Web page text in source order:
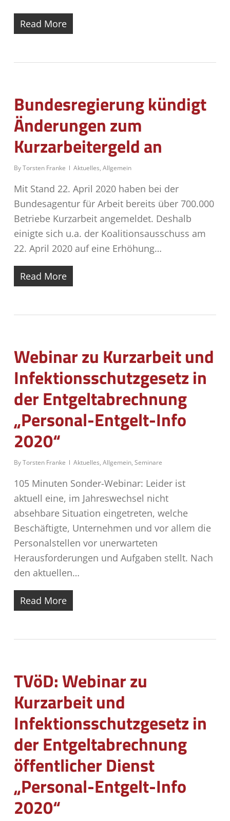
Read More
Bundesregierung kündigt
Änderungen zum
Kurzarbeitergeld an
ByTorsten Franke Aktuelles, Allgemein
Mit Stand 22. April 2020 haben bei der
Bundesagentur für Arbeit bereits über 700.000
Betriebe Kurzarbeit angemeldet. Deshalb
einigte sich u.a. der Koalitionsausschuss am
22. April 2020 auf eine Erhöhung…
Read More
Webinar zu Kurzarbeit und
Infektionsschutzgesetz in
der Entgeltabrechnung
„Personal-Entgelt-Info
2020“
ByTorsten Franke Aktuelles, Allgemein, Seminare
105 Minuten Sonder-Webinar: Leider ist
aktuell eine, im Jahreswechsel nicht
absehbare Situation eingetreten, welche
Beschäftigte, Unternehmen und vor allem die
Personalstellen vor unerwarteten
Herausforderungen und Aufgaben stellt. Nach
den aktuellen…
Read More
TVöD: Webinar zu
Kurzarbeit und
Infektionsschutzgesetz in
der Entgeltabrechnung
öffentlicher Dienst
„Personal-Entgelt-Info
2020“